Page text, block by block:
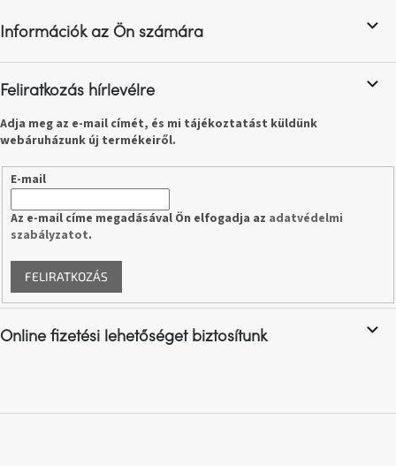
repül
nyári
hullámon
Fedezze
sötét
oldalát
részlet,
nagy
változás
Alvópárna
é
c
Információk az Ön számára
Feliratkozás hírlevélre
Adja meg az e-mail címét, és mi tájékoztatást küldünk
webáruházunk új termékeiről.
E-mail
Az e-mail címe megadásával Ön elfogadja az adatvédelmi
szabályzatot.
FELIRATKOZÁS
Online fizetési lehetőséget biztosítunk